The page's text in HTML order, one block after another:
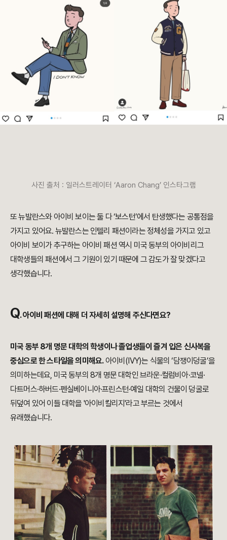
사진 출처 : 일러스트레이터 ‘Aaron Chang’ 인스타그램
또 뉴발란스와 아이비 보이는 둘 다 ‘보스턴’에서 탄생했다는 공통점을
가지고 있어요. 뉴발란스는 인텔리 패션이라는 정체성을 가지고 있고
아이비 보이가 추구하는 아이비 패션 역시 미국 동부의 아이비리그
대학생들의 패션에서 그 기원이 있기 때문에 그 감도가 잘 맞겠다고
생각했습니다.
Q.아이비 패션에 대해 더 자세히 설명해 주신다면요?
미국 동부 8개 명문 대학의 학생이나 졸업생들이 즐겨 입은 신사복을
중심으로 한 스타일을 의미해요.아이비(IVY)는 식물의 ‘담쟁이덩굴’을
의미하는데요, 미국 동부의 8개 명문 대학인 브라운·컬럼비아·코넬·
다트머스·하버드·펜실베이니아·프린스턴·예일 대학의 건물이 덩굴로
뒤덮여 있어 이들 대학을 '아이비칼리지'라고 부르는 것에서
유래했습니다.